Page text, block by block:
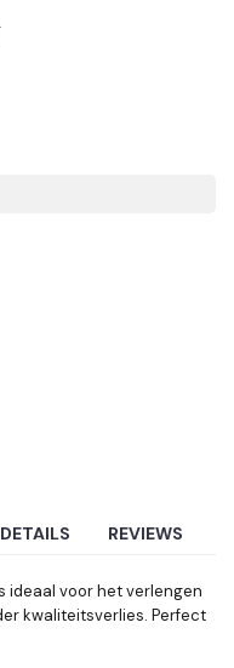
REVIEWS
ideaal voor het verlengen
kwaliteitsverlies. Perfect